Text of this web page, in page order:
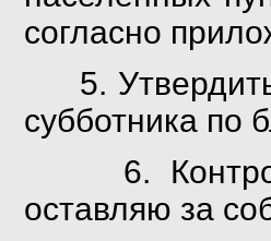
согласно
5. Утвердить
субботника по
6.
оставляю за